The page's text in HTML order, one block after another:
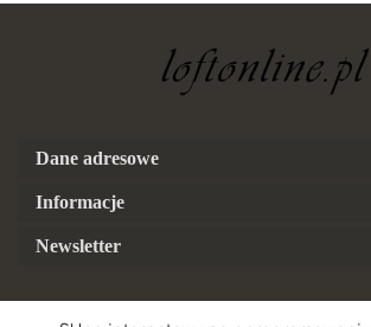
Dane adresowe
Informacje
Newsletter